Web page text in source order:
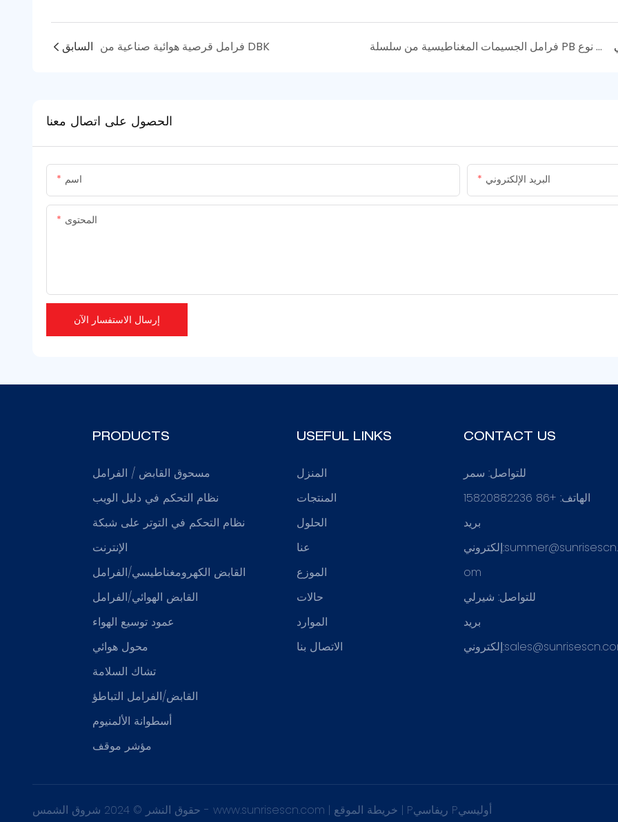
السابق فرامل قرصية هوائية صناعية من DBK فرامل الجسيمات المغناطيسية من سلسلة PB من نوع Sunrise ذات عمود واحد للتبريد الطبيعي
الحصول على اتصال معنا
اسم البريد الإلكتروني
المحتوى
إرسال الاستفسار الآن
PRODUCTS
مسحوق القابض / الفرامل
نظام التحكم في دليل الويب
نظام التحكم في التوتر على شبكة
الإنترنت
القابض الكهرومغناطيسي/الفرامل
القابض الهوائي/الفرامل
عمود توسيع الهواء
محول هوائي
تشاك السلامة
القابض/الفرامل التباطؤ
أسطوانة الألمنيوم
مؤشر موقف
USEFUL LINKS
المنزل
المنتجات
الحلول
عنا
الموزع
حالات
الموارد
الاتصال بنا
CONTACT US
للتواصل: سمر
الهاتف: +86 15820882236
بريد
إلكتروني:
om
للتواصل: شيرلي
بريد
إلكتروني:
حقوق النشر © 2024 شروق الشمس - www.sunrisescn.com | | Pريفاسي Pأوليسي